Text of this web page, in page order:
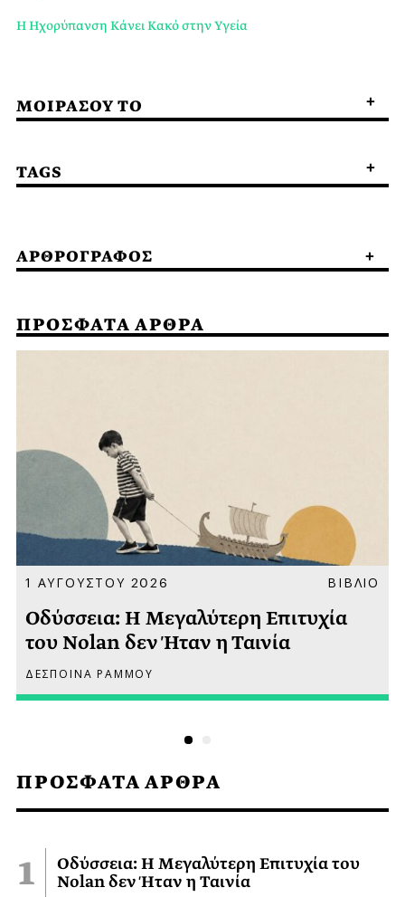
ΠΡΟΣΦΑΤΑ ΑΡΘΡΑ
Οδύσσεια: Η Μεγαλύτερη Επιτυχία του
Nolan δεν Ήταν η Ταινία
Η Ηχορύπανση Κάνει Κακό στην Υγεία
ΜΟΙΡΑΣΟΥ ΤΟ
TAGS
ΑΡΘΡΟΓΡΑΦΟΣ
ΠΡΟΣΦΑΤΑ ΑΡΘΡΑ
1 ΑΥΓΟΥΣΤΟΥ 2026 ΒΙΒΛΙΟ
Οδύσσεια: Η Μεγαλύτερη Επιτυχία
του Nolan δεν Ήταν η Ταινία
ΔΕΣΠΟΙΝΑ ΡΑΜΜΟΥ